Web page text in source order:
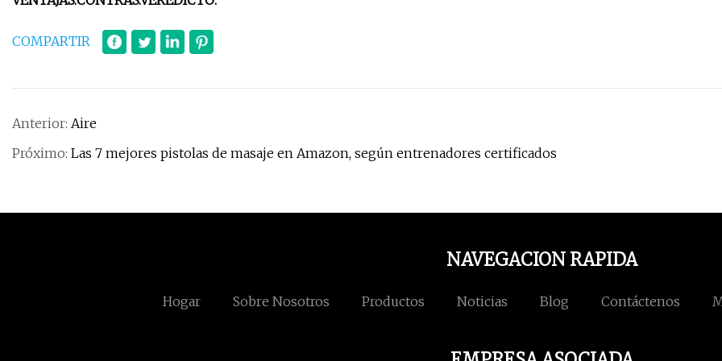
COMPARTIR
Anterior: Aire
Próximo: Las 7 mejores pistolas de masaje en Amazon, según entrenadores certificados
NAVEGACION RAPIDA
Hogar Sobre Nosotros Productos Noticias Blog Contáctenos